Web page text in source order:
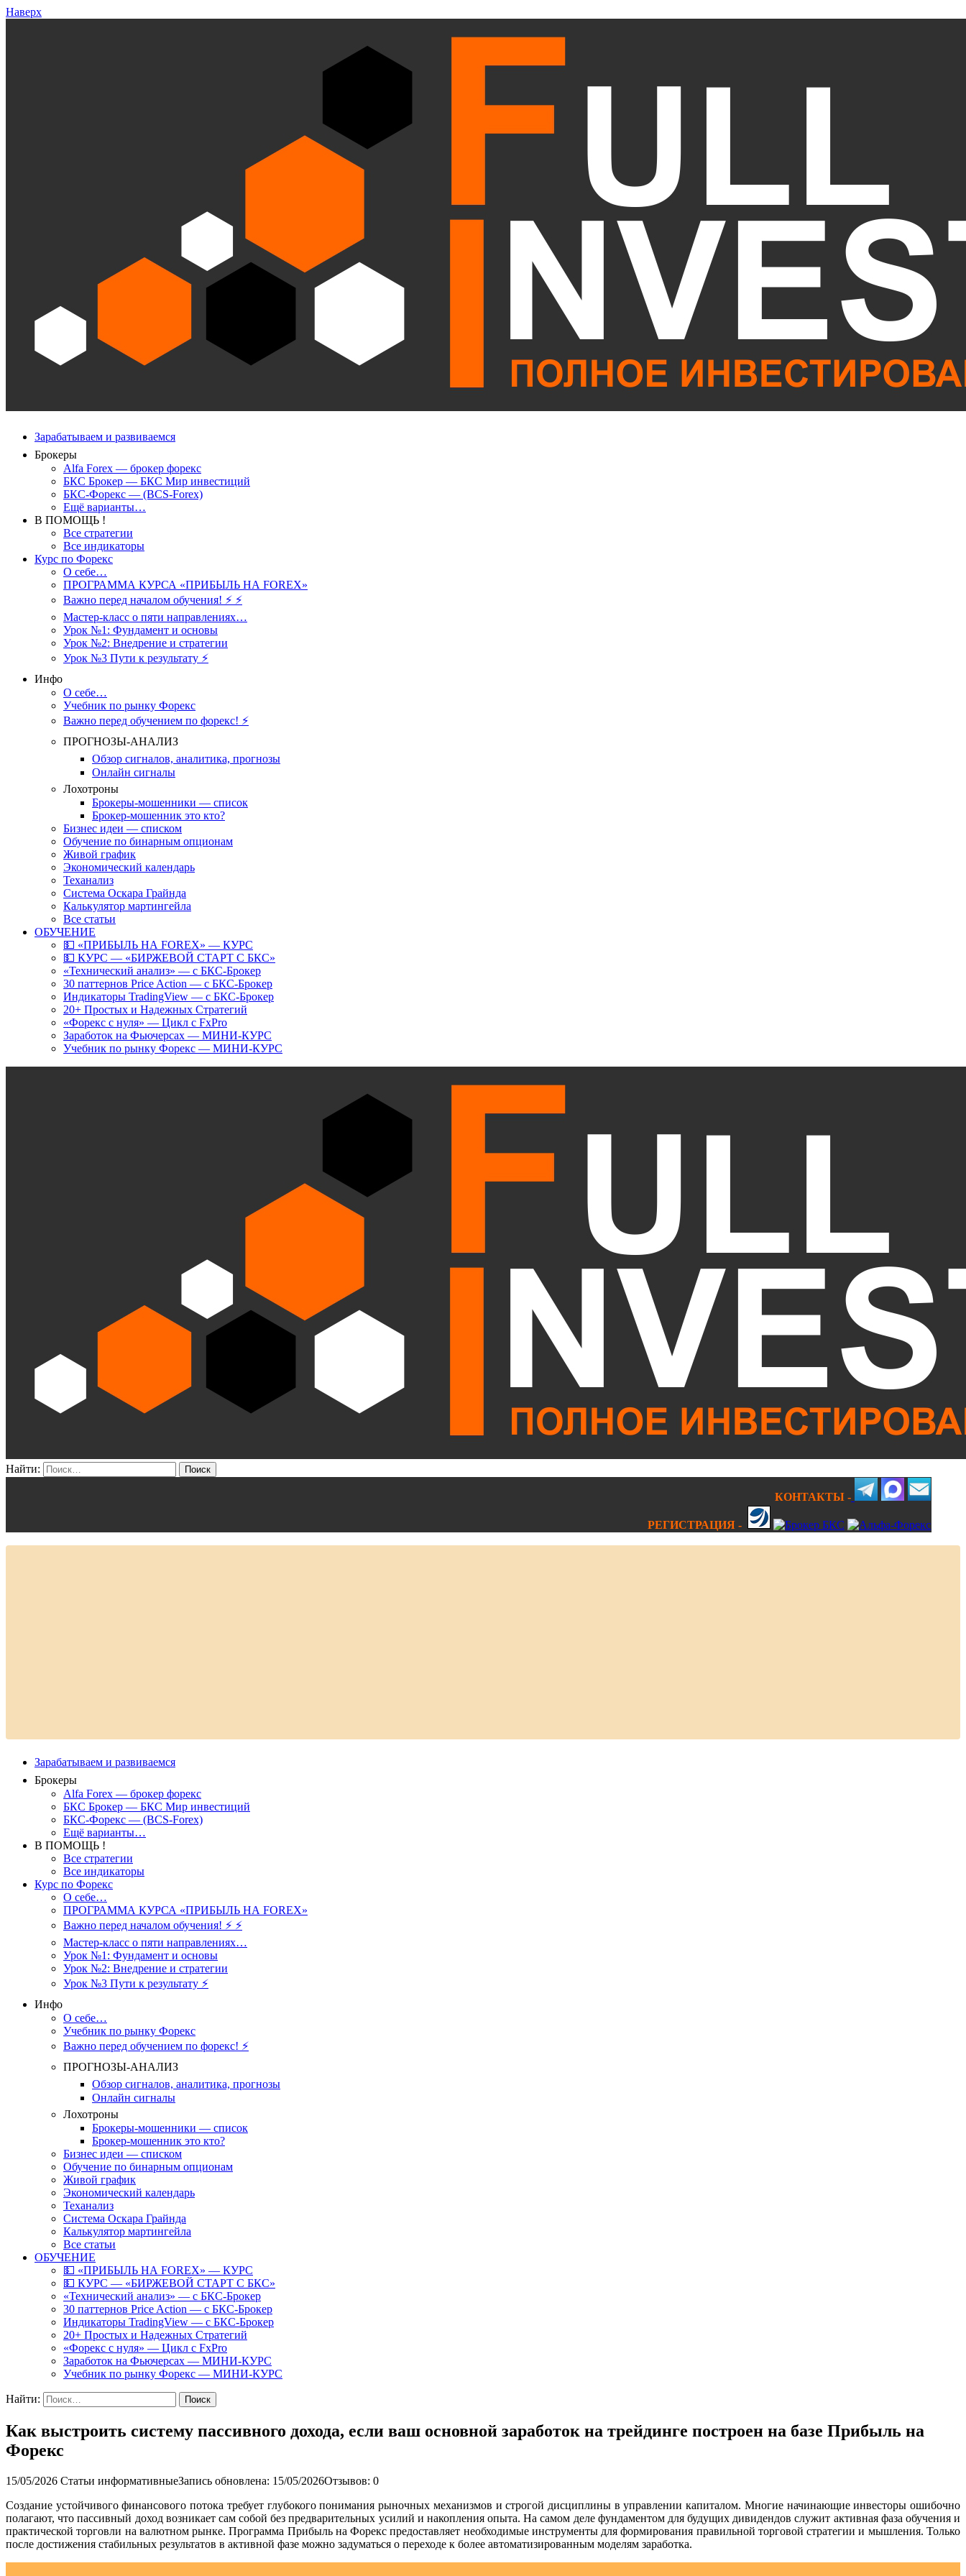
Наверх
Зарабатываем и развиваемся
Брокеры
Alfa Forex — брокер форекс
БКС Брокер — БКС Мир инвестиций
БКС-Форекс — (BCS-Forex)
Ещё варианты…
В ПОМОЩЬ !
Все стратегии
Все индикаторы
Курс по Форекс
О себе…
ПРОГРАММА КУРСА «ПРИБЫЛЬ НА FOREX»
Важно перед началом обучения! ⚡ ⚡
Мастер-класс о пяти направлениях…
Урок №1: Фундамент и основы
Урок №2: Внедрение и стратегии
Урок №3 Пути к результату ⚡️
Инфо
О себе…
Учебник по рынку Форекс
Важно перед обучением по форекс! ⚡
ПРОГНОЗЫ-АНАЛИЗ
Обзор сигналов, аналитика, прогнозы
Онлайн сигналы
Лохотроны
Брокеры-мошенники — список
Брокер-мошенник это кто?
Бизнес идеи — списком
Обучение по бинарным опционам
Живой график
Экономический календарь
Теханализ
Система Оскара Грайнда
Калькулятор мартингейла
Все статьи
ОБУЧЕНИЕ
💵 «ПРИБЫЛЬ НА FOREX» — КУРС
💵 КУРС — «БИРЖЕВОЙ СТАРТ С БКС»
«Технический анализ» — с БКС-Брокер
30 паттернов Price Action — с БКС-Брокер
Индикаторы TradingView — с БКС-Брокер
20+ Простых и Надежных Стратегий
«Форекс с нуля» — Цикл с FxPro
Заработок на Фьючерсах — МИНИ-КУРС
Учебник по рынку Форекс — МИНИ-КУРС
Найти:
КОНТАКТЫ -
РЕГИСТРАЦИЯ -
Зарабатываем и развиваемся
Брокеры
Alfa Forex — брокер форекс
БКС Брокер — БКС Мир инвестиций
БКС-Форекс — (BCS-Forex)
Ещё варианты…
В ПОМОЩЬ !
Все стратегии
Все индикаторы
Курс по Форекс
О себе…
ПРОГРАММА КУРСА «ПРИБЫЛЬ НА FOREX»
Важно перед началом обучения! ⚡ ⚡
Мастер-класс о пяти направлениях…
Урок №1: Фундамент и основы
Урок №2: Внедрение и стратегии
Урок №3 Пути к результату ⚡️
Инфо
О себе…
Учебник по рынку Форекс
Важно перед обучением по форекс! ⚡
ПРОГНОЗЫ-АНАЛИЗ
Обзор сигналов, аналитика, прогнозы
Онлайн сигналы
Лохотроны
Брокеры-мошенники — список
Брокер-мошенник это кто?
Бизнес идеи — списком
Обучение по бинарным опционам
Живой график
Экономический календарь
Теханализ
Система Оскара Грайнда
Калькулятор мартингейла
Все статьи
ОБУЧЕНИЕ
💵 «ПРИБЫЛЬ НА FOREX» — КУРС
💵 КУРС — «БИРЖЕВОЙ СТАРТ С БКС»
«Технический анализ» — с БКС-Брокер
30 паттернов Price Action — с БКС-Брокер
Индикаторы TradingView — с БКС-Брокер
20+ Простых и Надежных Стратегий
«Форекс с нуля» — Цикл с FxPro
Заработок на Фьючерсах — МИНИ-КУРС
Учебник по рынку Форекс — МИНИ-КУРС
Найти:
Как выстроить систему пассивного дохода, если ваш основной заработок на трейдинге построен на базе Прибыль на
Форекс
15/05/2026 Статьи информативныеЗапись обновлена: 15/05/2026Отзывов: 0
Создание устойчивого финансового потока требует глубокого понимания рыночных механизмов и строгой дисциплины в управлении капиталом. Многие начинающие инвесторы ошибочно
полагают, что пассивный доход возникает сам собой без предварительных усилий и накопления опыта. На самом деле фундаментом для будущих дивидендов служит активная фаза обучения и
практической торговли на валютном рынке. Программа Прибыль на Форекс предоставляет необходимые инструменты для формирования правильной торговой стратегии и мышления. Только
после достижения стабильных результатов в активной фазе можно задуматься о переходе к более автоматизированным моделям заработка.